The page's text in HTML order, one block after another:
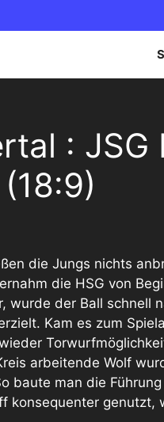
BEZIRKSOBERLIGA
: JSG
die Jungs nichts
die HSG von
wurde der Ball schnell
Kam es zum
arbeitende Wolf
baute man die
konsequenter genutzt,